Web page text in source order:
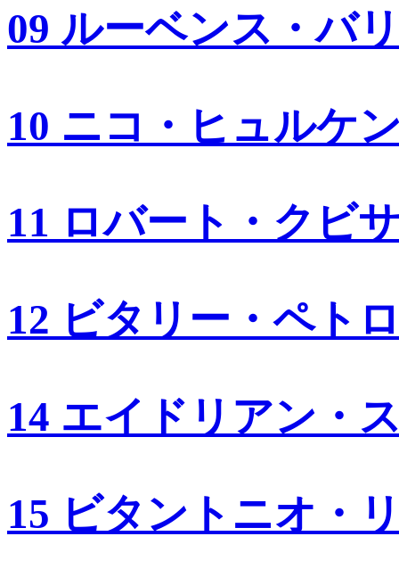
09 ルーベンス・バ
10 ニコ・ヒュルケ
11 ロバート・クビ
12 ビタリー・ペト
14 エイドリアン・
15 ビタントニオ・